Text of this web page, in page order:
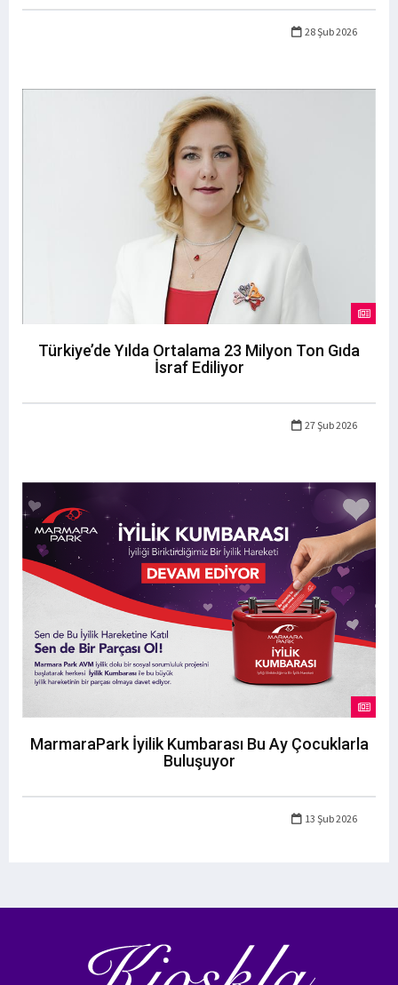
28 Şub 2026
Türkiye’de Yılda Ortalama 23 Milyon Ton Gıda
İsraf Ediliyor
27 Şub 2026
MarmaraPark İyilik Kumbarası Bu Ay Çocuklarla
Buluşuyor
13 Şub 2026